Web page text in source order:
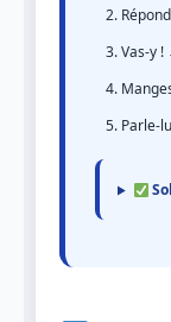
Vas-y !
Parle-